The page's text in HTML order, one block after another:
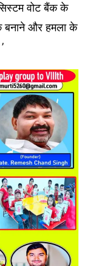
वोट बैंक के
बनाने और हमला के